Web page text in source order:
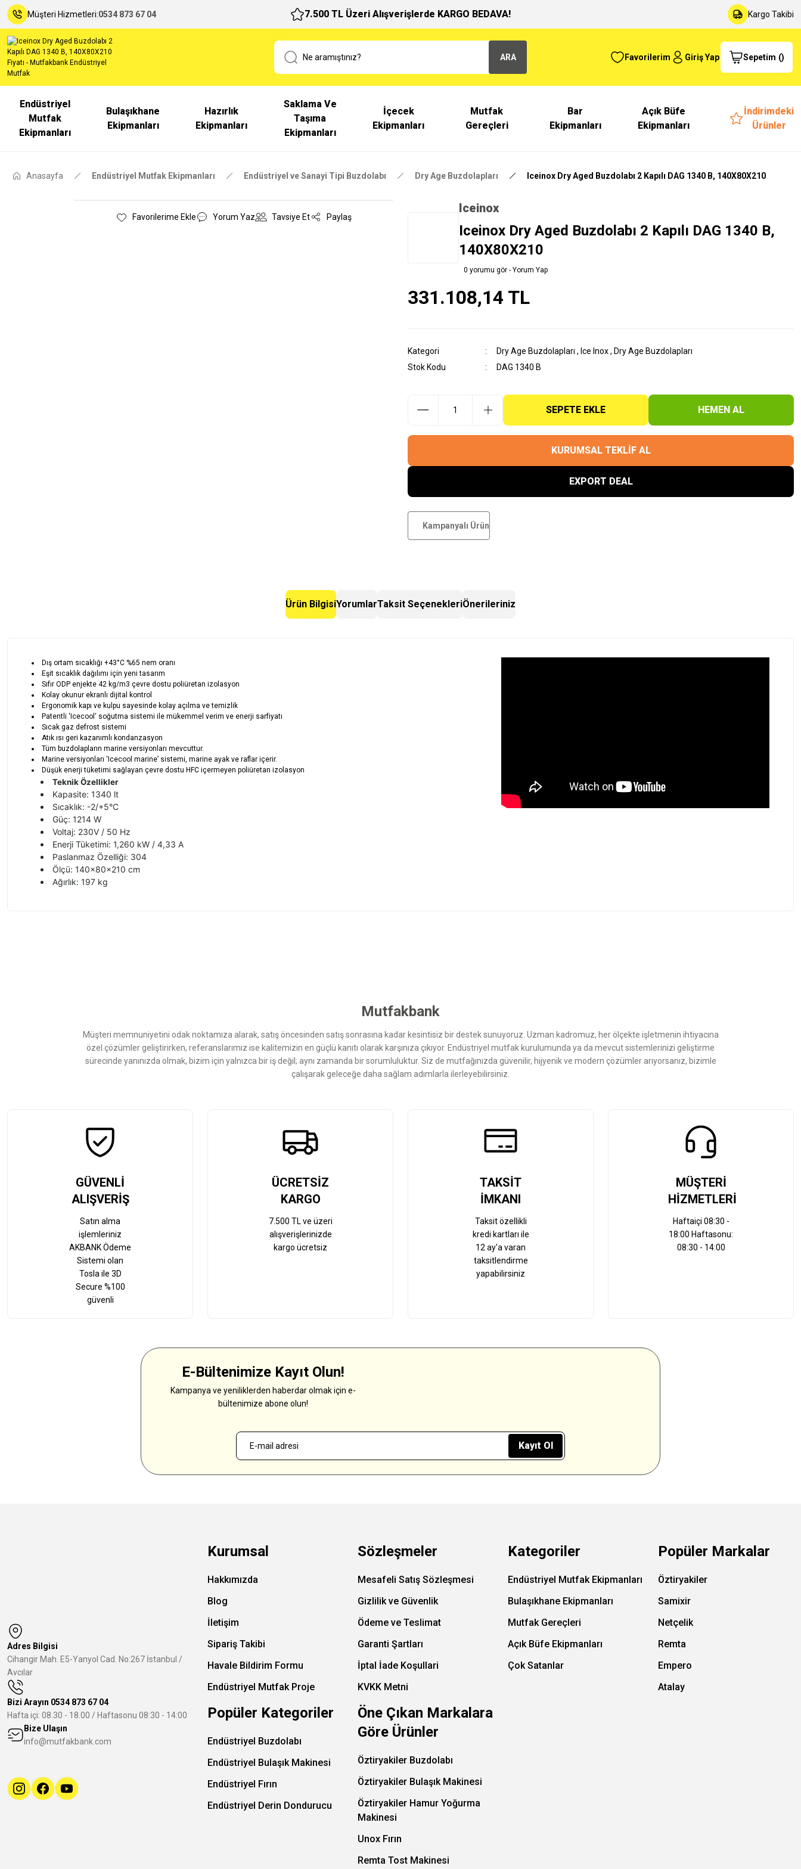
Müşteri Hizmetleri:0534 873 67 04 7.500 TL Üzeri Alışverişlerde KARGO BEDAVA! Kargo Takibi
ARA Favorilerim Giriş Yap Sepetim ()
Endüstriyel
Mutfak
Ekipmanları
Bulaşıkhane
Ekipmanları
Hazırlık
Ekipmanları
Saklama Ve
Taşıma
Ekipmanları
İçecek
Ekipmanları
Mutfak
Gereçleri
Bar
Ekipmanları
Açık Büfe
Ekipmanları
İndirimdeki
Ürünler
Anasayfa Endüstriyel Mutfak Ekipmanları Endüstriyel ve Sanayi Tipi Buzdolabı Dry Age Buzdolapları Iceinox Dry Aged Buzdolabı 2 Kapılı DAG 1340 B, 140X80X210
Yorum Yaz Tavsiye Et Paylaş
Iceinox
Iceinox Dry Aged Buzdolabı 2 Kapılı DAG 1340 B,
140X80X210
0 yorumu gör - Yorum Yap
331.108,14 TL
Kategori Dry Age Buzdolapları , Ice Inox , Dry Age Buzdolapları
Stok Kodu
DAG 1340 B
SEPETE EKLE HEMEN AL
KURUMSAL TEKLİF AL
EXPORT DEAL
Kampanyalı Ürün
Ürün BilgisiYorumlarTaksit SeçenekleriÖnerileriniz
Dış ortam sıcaklığı +43°C %65 nem oranı
Eşit sıcaklık dağılımı için yeni tasarım
Sıfır ODP enjekte 42 kg/m3 çevre dostu poliüretan izolasyon
Kolay okunur ekranlı dijital kontrol
Ergonomik kapı ve kulpu sayesinde kolay açılma ve temizlik
Patentli ‘Icecool‘ soğutma sistemi ile mükemmel verim ve enerji sarfiyatı
Sıcak gaz defrost sistemi
Atık ısı geri kazanımlı kondanzasyon
Tüm buzdolapların marine versiyonları mevcuttur.
Marine versiyonları ‘Icecool marine’ sistemi, marine ayak ve raflar içerir.
Düşük enerji tüketimi sağlayan çevre dostu HFC içermeyen poliüretan izolasyon
Teknik Özellikler
Kapasite: 1340 lt
Sıcaklık: -2/+5°C
Güç: 1214 W
Voltaj: 230V / 50 Hz
Enerji Tüketimi: 1,260 kW / 4,33 A
Paslanmaz Özelliği: 304
Ölçü: 140x80x210 cm
Ağırlık: 197 kg
Bu ürüne benzer farklı alternatifler olmalı.
Mutfakbank
Müşteri memnuniyetini odak noktamıza alarak, satış öncesinden satış sonrasına kadar kesintisiz bir destek sunuyoruz. Uzman kadromuz, her ölçekte işletmenin ihtiyacına
özel çözümler geliştirirken, referanslarımız ise kalitemizin en güçlü kanıtı olarak karşınıza çıkıyor. Endüstriyel mutfak kurulumunda ya da mevcut sistemlerinizi geliştirme
sürecinde yanınızda olmak, bizim için yalnızca bir iş değil; aynı zamanda bir sorumluluktur. Siz de mutfağınızda güvenilir, hijyenik ve modern çözümler arıyorsanız, bizimle
çalışarak geleceğe daha sağlam adımlarla ilerleyebilirsiniz.
GÜVENLİ
ALIŞVERİŞ
Satın alma
işlemleriniz
AKBANK Ödeme
Sistemi olan
Tosla ile 3D
Secure %100
güvenli
ÜCRETSİZ
KARGO
7.500 TL ve üzeri
alışverişlerinizde
kargo ücretsiz
TAKSİT
İMKANI
Taksit özellikli
kredi kartları ile
12 ay'a varan
taksitlendirme
yapabilirsiniz
MÜŞTERİ
HİZMETLERİ
Haftaiçi 08:30 -
18:00 Haftasonu:
08:30 - 14:00
E-Bültenimize Kayıt Olun!
Kampanya ve yeniliklerden haberdar olmak için e-
bültenimize abone olun!
Kayıt Ol
Adres Bilgisi
Cihangir Mah. E5-Yanyol Cad. No:267 İstanbul /
Avcılar
Bizi Arayın 0534 873 67 04
Hafta içi: 08.30 - 18.00 / Haftasonu 08:30 - 14:00
Bize Ulaşın
info@mutfakbank.com
Kurumsal
Hakkımızda
Blog
İletişim
Sipariş Takibi
Havale Bildirim Formu
Endüstriyel Mutfak Proje
Sözleşmeler
Mesafeli Satış Sözleşmesi
Gizlilik ve Güvenlik
Ödeme ve Teslimat
Garanti Şartları
İptal İade Koşullari
KVKK Metni
Kategoriler
Endüstriyel Mutfak Ekipmanları
Bulaşıkhane Ekipmanları
Mutfak Gereçleri
Açık Büfe Ekipmanları
Çok Satanlar
Popüler Markalar
Öztiryakiler
Samixir
Netçelik
Remta
Empero
Atalay
Popüler Kategoriler
Endüstriyel Buzdolabı
Endüstriyel Bulaşık Makinesi
Endüstriyel Fırın
Endüstriyel Derin Dondurucu
Öne Çıkan Markalara
Göre Ürünler
Öztiryakiler Buzdolabı
Öztiryakiler Bulaşık Makinesi
Öztiryakiler Hamur Yoğurma
Makinesi
Unox Fırın
Remta Tost Makinesi